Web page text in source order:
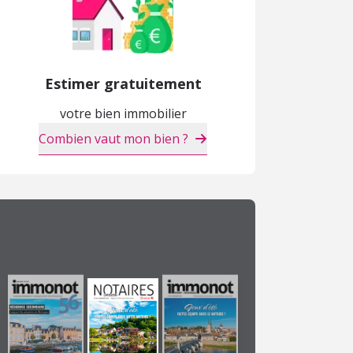
Estimer gratuitement
votre bien immobilier
Combien vaut mon bien ?